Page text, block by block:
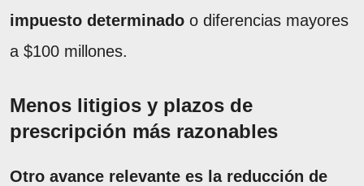
impuesto determinado o diferencias mayores
a $100 millones.
Menos litigios y plazos de
prescripción más razonables
Otro avance relevante es la reducción de